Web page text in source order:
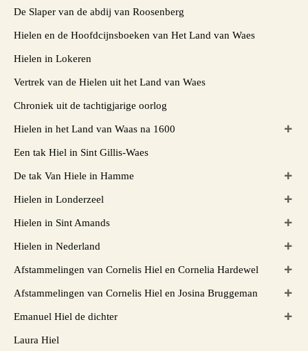
De Slaper van de abdij van Roosenberg
Hielen en de Hoofdcijnsboeken van Het Land van Waes
Hielen in Lokeren
Vertrek van de Hielen uit het Land van Waes
Chroniek uit de tachtigjarige oorlog
Hielen in het Land van Waas na 1600
Een tak Hiel in Sint Gillis-Waes
De tak Van Hiele in Hamme
Hielen in Londerzeel
Hielen in Sint Amands
Hielen in Nederland
Afstammelingen van Cornelis Hiel en Cornelia Hardewel
Afstammelingen van Cornelis Hiel en Josina Bruggeman
Emanuel Hiel de dichter
Laura Hiel